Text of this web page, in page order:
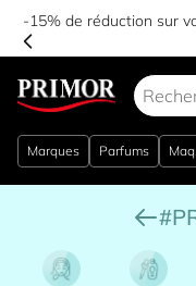
-15% de réduction sur
Marques Parfums